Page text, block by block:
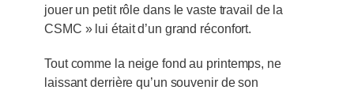
jouer un petit rôle dans le vaste travail de la
CSMC » lui était d’un grand réconfort.
Tout comme la neige fond au printemps, ne
laissant derrière qu’un souvenir de son